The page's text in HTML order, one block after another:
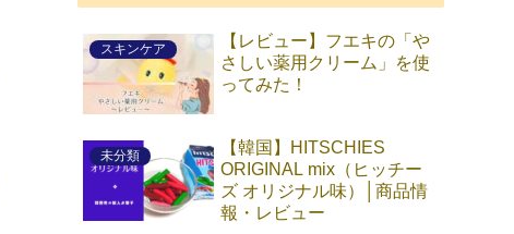
スキンケア
【レビュー】フエキの「や
さしい薬用クリーム」を使
ってみた！
未分類
【韓国】HITSCHIES
ORIGINAL mix（ヒッチー
ズ オリジナル味）│商品情
報・レビュー